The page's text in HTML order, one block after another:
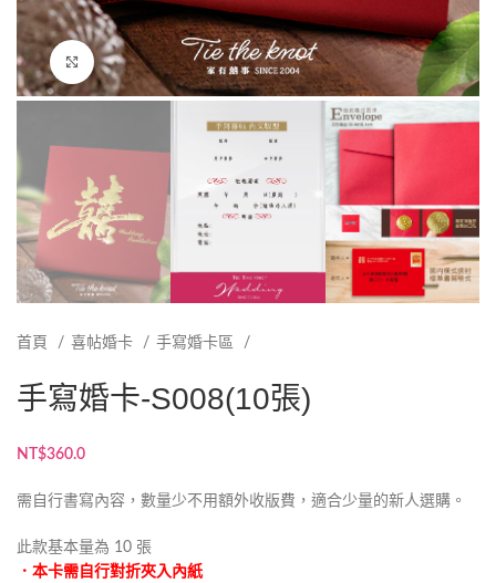
點擊放大
首頁 喜帖婚卡 手寫婚卡區
手寫婚卡-S008(10張)
NT$360.0
需自行書寫內容，數量少不用額外收版費，適合少量的新人選購。
此款基本量為 10 張
．本卡需自行對折夾入內紙